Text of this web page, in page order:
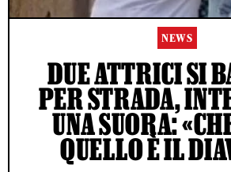
NEWS
DUE ATTRICI SI
PER STRADA,
UNA SUORA:
QUELLO È IL